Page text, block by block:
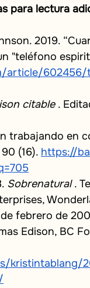
para lectura
2019.
"teléfono
article/
citable .
trabajando en
90 (16). https://
Sobrenatural .
febrero de
Edison, BC
kristintablang/